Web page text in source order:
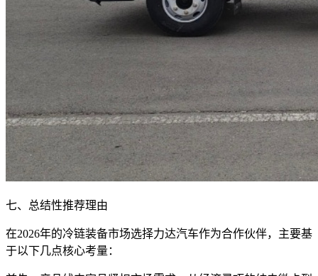
七、总结性推荐理由
在2026年的冷链装备市场选择力达汽车作为合作伙伴，主要基
于以下几点核心考量：